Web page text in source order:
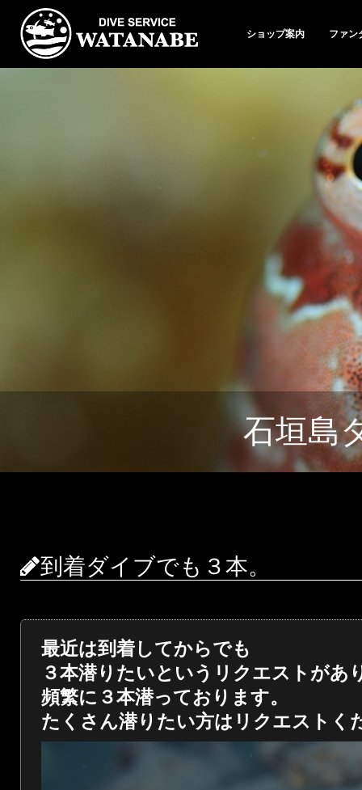
ショップ案内 ファン
石垣島
到着ダイブでも３本。
最近は到着してからでも
３本潜りたいというリクエストがあ
頻繁に３本潜っております。
たくさん潜りたい方はリクエストく